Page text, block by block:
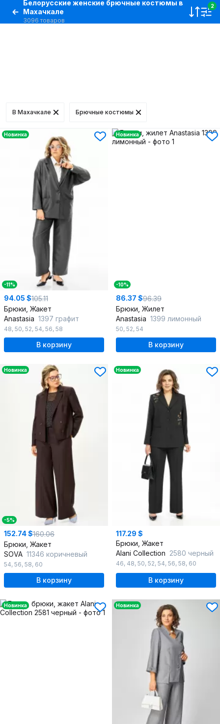
Белорусские женские брючные костюмы в
Махачкале
3096 товаров
2
В Махачкале Брючные костюмы
Новинка
-11%
94.05 $105.11
Брюки, Жакет
Anastasia 1397 графит
48, 50, 52, 54, 56, 58
В корзину
Новинка
-10%
86.37 $96.39
Брюки, Жилет
Anastasia 1399 лимонный
50, 52, 54
В корзину
Новинка
-5%
152.74 $160.06
Брюки, Жакет
SOVA 11346 коричневый
54, 56, 58, 60
В корзину
Новинка
117.29 $
Брюки, Жакет
Alani Collection 2580 черный
46, 48, 50, 52, 54, 56, 58, 60
В корзину
Новинка Новинка